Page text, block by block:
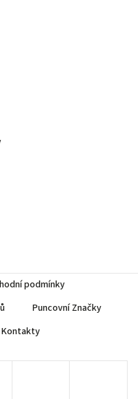
podmínky
Puncovní Značky
Kontakty